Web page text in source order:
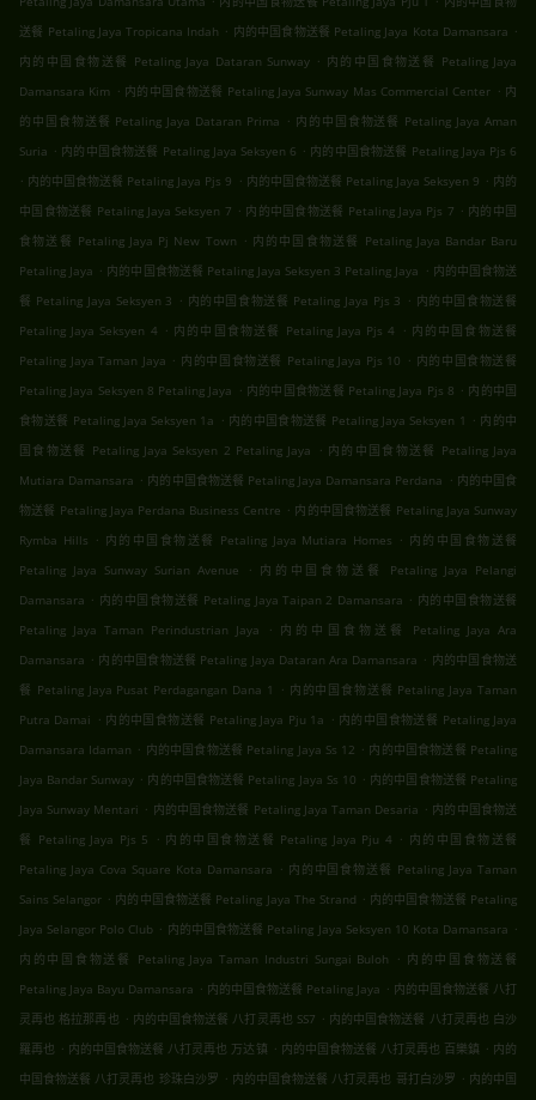
送餐 Petaling Jaya Tropicana Indah . 内的中国食物送餐 Petaling Jaya Kota Damansara .
内的中国食物送餐 Petaling Jaya Dataran Sunway . 内的中国食物送餐 Petaling Jaya
Damansara Kim . 内的中国食物送餐 Petaling Jaya Sunway Mas Commercial Center . 内
的中国食物送餐 Petaling Jaya Dataran Prima . 内的中国食物送餐 Petaling Jaya Aman
Suria . 内的中国食物送餐 Petaling Jaya Seksyen 6 . 内的中国食物送餐 Petaling Jaya Pjs 6
. 内的中国食物送餐 Petaling Jaya Pjs 9 . 内的中国食物送餐 Petaling Jaya Seksyen 9 . 内的
中国食物送餐 Petaling Jaya Seksyen 7 . 内的中国食物送餐 Petaling Jaya Pjs 7 . 内的中国
食物送餐 Petaling Jaya Pj New Town . 内的中国食物送餐 Petaling Jaya Bandar Baru
Petaling Jaya . 内的中国食物送餐 Petaling Jaya Seksyen 3 Petaling Jaya . 内的中国食物送
餐 Petaling Jaya Seksyen 3 . 内的中国食物送餐 Petaling Jaya Pjs 3 . 内的中国食物送餐
Petaling Jaya Seksyen 4 . 内的中国食物送餐 Petaling Jaya Pjs 4 . 内的中国食物送餐
Petaling Jaya Taman Jaya . 内的中国食物送餐 Petaling Jaya Pjs 10 . 内的中国食物送餐
Petaling Jaya Seksyen 8 Petaling Jaya . 内的中国食物送餐 Petaling Jaya Pjs 8 . 内的中国
食物送餐 Petaling Jaya Seksyen 1a . 内的中国食物送餐 Petaling Jaya Seksyen 1 . 内的中
国食物送餐 Petaling Jaya Seksyen 2 Petaling Jaya
. 内的中国食物送餐 Petaling Jaya
Mutiara Damansara . 内的中国食物送餐 Petaling Jaya Damansara Perdana . 内的中国食
物送餐 Petaling Jaya Perdana Business Centre . 内的中国食物送餐 Petaling Jaya Sunway
Rymba Hills . 内的中国食物送餐 Petaling Jaya Mutiara Homes . 内的中国食物送餐
Petaling Jaya Sunway Surian Avenue
. 内的中国食物送餐 Petaling Jaya Pelangi
Damansara . 内的中国食物送餐 Petaling Jaya Taipan 2 Damansara . 内的中国食物送餐
Petaling Jaya Taman Perindustrian Jaya
. 内的中国食物送餐 Petaling Jaya Ara
Damansara . 内的中国食物送餐 Petaling Jaya Dataran Ara Damansara . 内的中国食物送
餐 Petaling Jaya Pusat Perdagangan Dana 1
. 内的中国食物送餐 Petaling Jaya Taman
Putra Damai . 内的中国食物送餐 Petaling Jaya Pju 1a . 内的中国食物送餐 Petaling Jaya
Damansara Idaman . 内的中国食物送餐 Petaling Jaya Ss 12 . 内的中国食物送餐 Petaling
Jaya Bandar Sunway . 内的中国食物送餐 Petaling Jaya Ss 10 . 内的中国食物送餐 Petaling
Jaya Sunway Mentari . 内的中国食物送餐 Petaling Jaya Taman Desaria . 内的中国食物送
餐 Petaling Jaya Pjs 5
. 内的中国食物送餐 Petaling Jaya Pju 4 . 内的中国食物送餐
Petaling Jaya Cova Square Kota Damansara . 内的中国食物送餐 Petaling Jaya Taman
Sains Selangor . 内的中国食物送餐 Petaling Jaya The Strand . 内的中国食物送餐 Petaling
Jaya Selangor Polo Club . 内的中国食物送餐 Petaling Jaya Seksyen 10 Kota Damansara .
内的中国食物送餐 Petaling Jaya Taman Industri Sungai Buloh
. 内的中国食物送餐
Petaling Jaya Bayu Damansara . 内的中国食物送餐 Petaling Jaya . 内的中国食物送餐 八打
灵再也 格拉那再也 . 内的中国食物送餐 八打灵再也 SS7 . 内的中国食物送餐 八打灵再也 白沙
羅再也 . 内的中国食物送餐 八打灵再也 万达镇 . 内的中国食物送餐 八打灵再也 百樂鎮 . 内的
中国食物送餐 八打灵再也 珍珠白沙罗 . 内的中国食物送餐 八打灵再也 哥打白沙罗 . 内的中国